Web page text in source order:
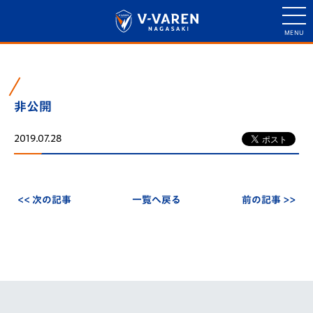
非公開
2019.07.28
<< 次の記事 一覧へ戻る 前の記事 >>